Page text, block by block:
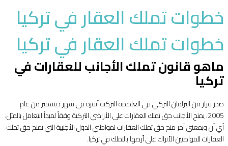
خطوات تملك العقار في تركيا
خطوات تملك العقار في تركيا
ماهو قانون تملك الأجانب للعقارات في
تركيا
صدر قرار من البرلمان التركي في العاصمة التركية أنقرة في شهر ديسمبر من عام
2005، يمنح الأجانب حق تملك العقارات على الأراضي التركية وفقاً لمبدأ التعامل بالمثل،
أي أن وبمعنى آخر منح حق تملك العقارات لمواطني الدول الأجنبية التي تمنح حق تملك
العقارات للمواطنين الأتراك على أرضها بالتملك في تركيا.